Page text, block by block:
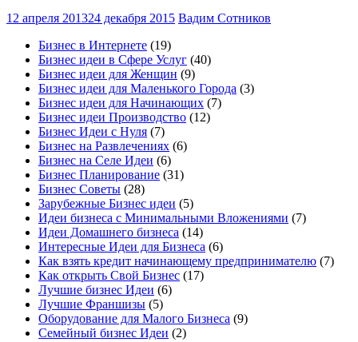
12 апреля 201324 декабря 2015 Вадим Сотников
Бизнес в Интернете (19)
Бизнес идеи в Сфере Услуг (40)
Бизнес идеи для Женщин (9)
Бизнес идеи для Маленького Города (3)
Бизнес идеи для Начинающих (7)
Бизнес идеи Производство (12)
Бизнес Идеи с Нуля (7)
Бизнес на Развлечениях (6)
Бизнес на Селе Идеи (6)
Бизнес Планирование (31)
Бизнес Советы (28)
Зарубежные Бизнес идеи (5)
Идеи бизнеса с Минимальными Вложениями (7)
Идеи Домашнего бизнеса (14)
Интересные Идеи для Бизнеса (6)
Как взять кредит начинающему предпринимателю (7)
Как открыть Свой Бизнес (17)
Лучшие бизнес Идеи (6)
Лучшие Франшизы (5)
Оборудование для Малого Бизнеса (9)
Семейный бизнес Идеи (2)